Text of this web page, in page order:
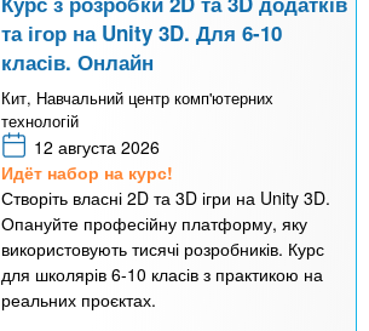
та ігор на Unity 3D. Для 6-10
класів. Онлайн
Кит, Навчальний центр комп'ютерних
технологій
12 августа 2026
Идёт набор на курс!
Створіть власні 2D та 3D ігри на Unity 3D.
Опануйте професійну платформу, яку
використовують тисячі розробників. Курс
для школярів 6-10 класів з практикою на
реальних проєктах.